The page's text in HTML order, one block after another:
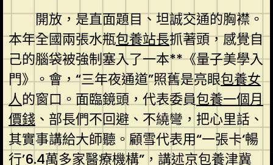
開放，是直面題目、坦誠交通的胸襟。
本年全國兩張水瓶包養站長抓著頭，感覺自
己的腦袋被強制塞入了一本**《量子美學入
門》。會，“三年夜通道”照舊是亮眼包養女
人的窗口。面臨鏡頭，代表委員包養一個月
價錢、部長們不回避、不繞彎，把心里話、
其實事講給大師聽。顧雪代表用“一張卡‘暢
行’6.4萬多家醫療機構”，講述京包養津冀